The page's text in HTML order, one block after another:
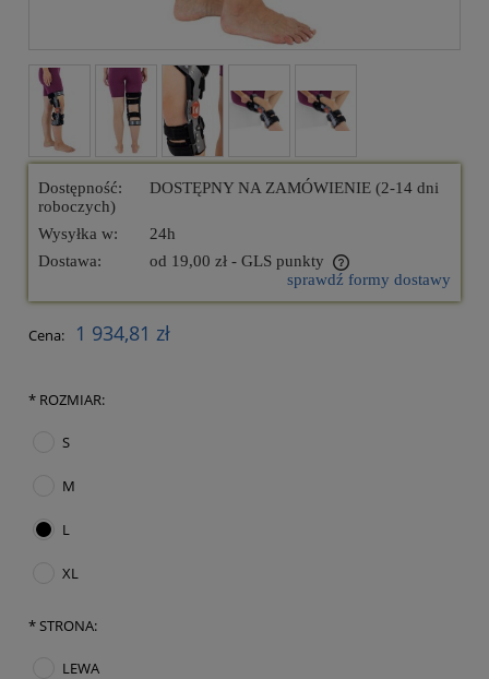
Dostępność:
DOSTĘPNY NA ZAMÓWIENIE (2-14 dni
roboczych)
Wysyłka w:
24h
Dostawa:
od 19,00 zł - GLS punkty
Cena nie zawiera ewentualnych kosztów płatnościsprawdź formy dostawy
Cena: 1 934,81 zł
* ROZMIAR:
S
M
L
XL
*STRONA:
LEWA